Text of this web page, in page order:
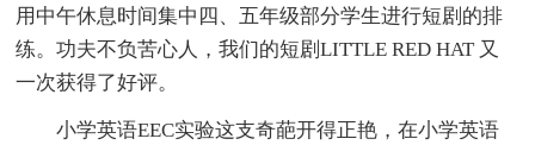
用中午休息时间集中四、五年级部分学生进行短剧的排
练。功夫不负苦心人，我们的短剧LITTLE RED HAT 又
一次获得了好评。
小学英语EEC实验这支奇葩开得正艳，在小学英语